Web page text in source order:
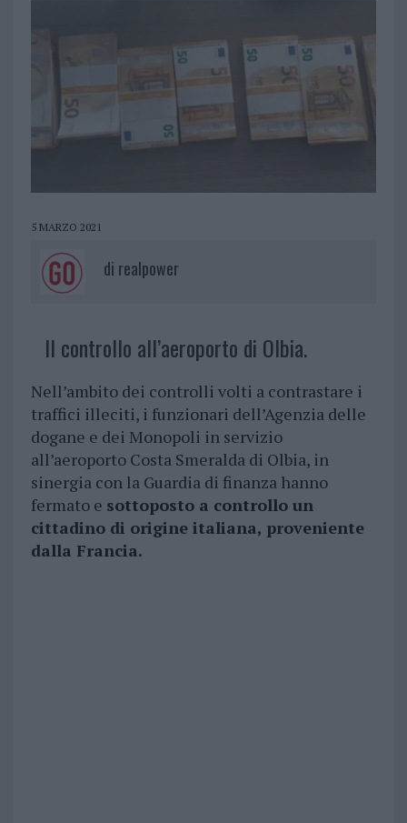
5 MARZO 2021
di realpower
Il controllo all’aeroporto di Olbia.
Nell’ambito dei controlli volti a contrastare i
traffici illeciti, i funzionari dell’Agenzia delle
dogane e dei Monopoli in servizio
all’aeroporto Costa Smeralda di Olbia, in
sinergia con la Guardia di finanza hanno
fermato e sottoposto a controllo un
cittadino di origine italiana, proveniente
dalla Francia.